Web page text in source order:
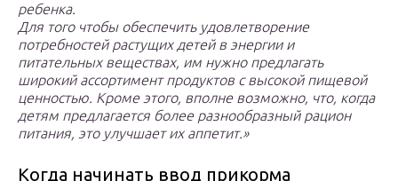
ребенка.
Для того чтобы обеспечить удовлетворение
потребностей растущих детей в энергии и
питательных веществах, им нужно предлагать
широкий ассортимент продуктов с высокой пищевой
ценностью. Кроме этого, вполне возможно, что, когда
детям предлагается более разнообразный рацион
питания, это улучшает их аппетит.»
Когда начинать ввод прикорма